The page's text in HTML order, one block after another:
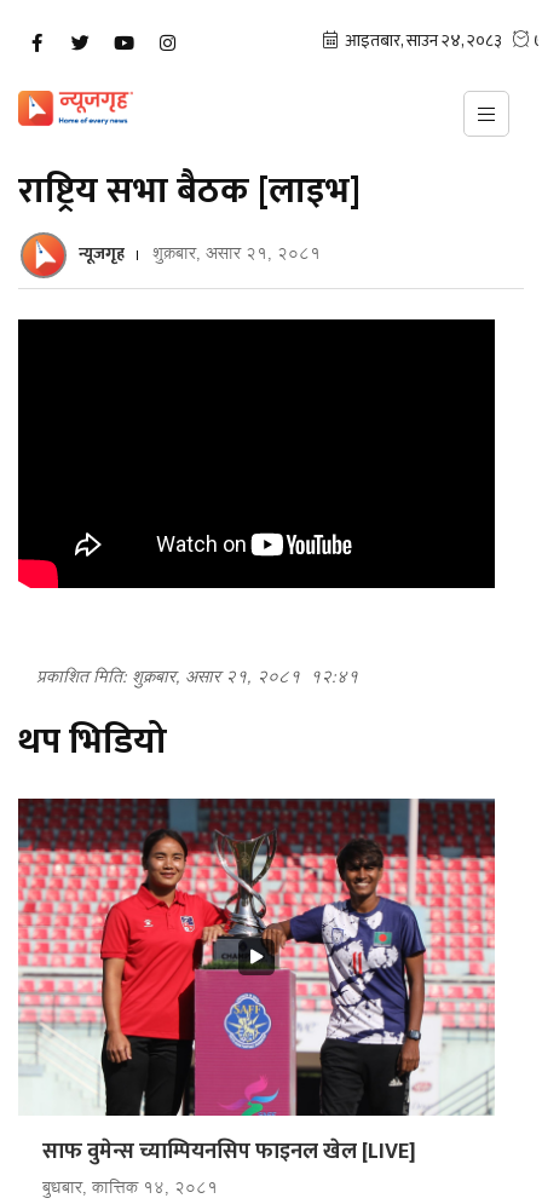
राष्ट्रिय सभा बैठक [लाइभ]
न्यूजगृह शुक्रबार, असार २१, २०८१
प्रकाशित मिति: शुक्रबार, असार २१, २०८१ १२:४१
थप भिडियो
साफ वुमेन्स च्याम्पियनसिप फाइनल खेल [LIVE]
बुधबार, कात्तिक १४, २०८१